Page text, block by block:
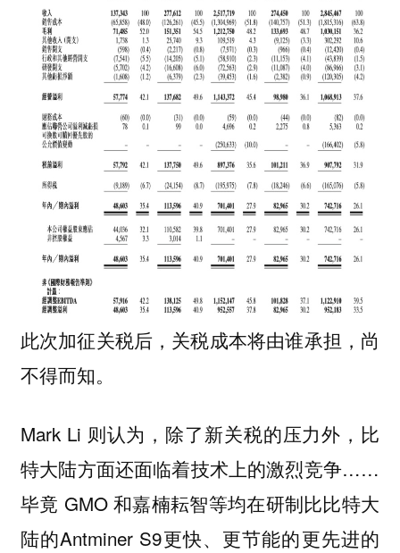
此次加征关税后，关税成本将由谁承担，尚
不得而知。
Mark Li 则认为，除了新关税的压力外，比
特大陆方面还面临着技术上的激烈竞争……
毕竟 GMO 和嘉楠耘智等均在研制比比特大
陆的Antminer S9更快、更节能的更先进的